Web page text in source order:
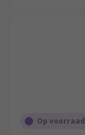
Op voorraad